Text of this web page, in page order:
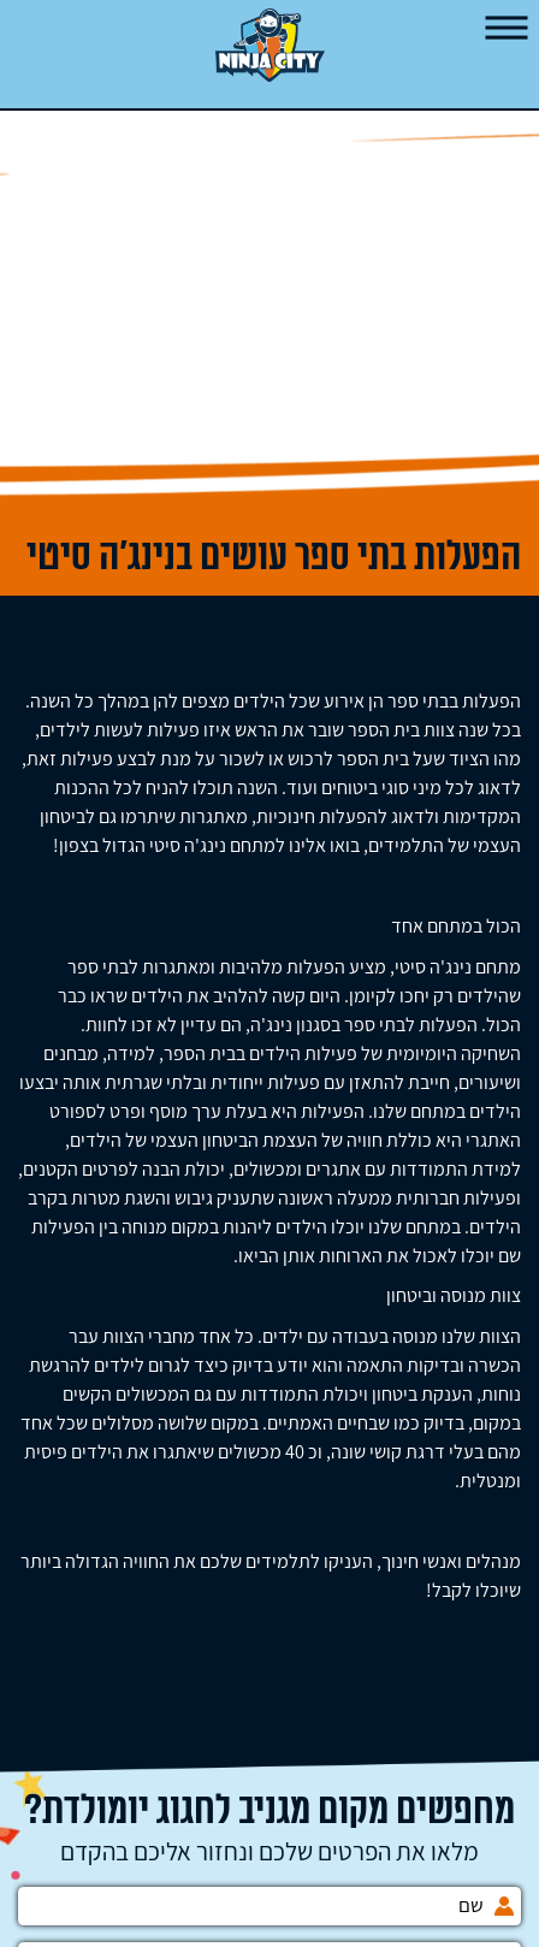
הפעלות בתי ספר עושים בנינג'ה סיטי
הפעלות בבתי ספר הן אירוע שכל הילדים מצפים להן במהלך כל השנה.
בכל שנה צוות בית הספר שובר את הראש איזו פעילות לעשות לילדים,
מהו הציוד שעל בית הספר לרכוש או לשכור על מנת לבצע פעילות זאת,
לדאוג לכל מיני סוגי ביטוחים ועוד. השנה תוכלו להניח לכל ההכנות
המקדימות ולדאוג להפעלות חינוכיות, מאתגרות שיתרמו גם לביטחון
העצמי של התלמידים, בואו אלינו למתחם נינג'ה סיטי הגדול בצפון!
הכול במתחם אחד
מתחם נינג'ה סיטי, מציע הפעלות מלהיבות ומאתגרות לבתי ספר
שהילדים רק יחכו לקיומן. היום קשה להלהיב את הילדים שראו כבר
הכול. הפעלות לבתי ספר בסגנון נינג'ה, הם עדיין לא זכו לחוות.
השחיקה היומיומית של פעילות הילדים בבית הספר, למידה, מבחנים
ושיעורים, חייבת להתאזן עם פעילות ייחודית ובלתי שגרתית אותה יבצעו
הילדים במתחם שלנו. הפעילות היא בעלת ערך מוסף ופרט לספורט
האתגרי היא כוללת חוויה של העצמת הביטחון העצמי של הילדים,
למידת התמודדות עם אתגרים ומכשולים, יכולת הבנה לפרטים הקטנים,
ופעילות חברותית ממעלה ראשונה שתעניק גיבוש והשגת מטרות בקרב
הילדים. במתחם שלנו יוכלו הילדים ליהנות במקום מנוחה בין הפעילות
שם יוכלו לאכול את הארוחות אותן הביאו.
צוות מנוסה וביטחון
הצוות שלנו מנוסה בעבודה עם ילדים. כל אחד מחברי הצוות עבר
הכשרה ובדיקות התאמה והוא יודע בדיוק כיצד לגרום לילדים להרגשת
נוחות, הענקת ביטחון ויכולת התמודדות עם גם המכשולים הקשים
במקום, בדיוק כמו שבחיים האמתיים. במקום שלושה מסלולים שכל אחד
מהם בעלי דרגת קושי שונה, וכ 40 מכשולים שיאתגרו את הילדים פיסית
ומנטלית.
מנהלים ואנשי חינוך, העניקו לתלמידים שלכם את החוויה הגדולה ביותר
שיוכלו לקבל!
מחפשים מקום מגניב לחגוג יומולדת?
מלאו את הפרטים שלכם ונחזור אליכם בהקדם